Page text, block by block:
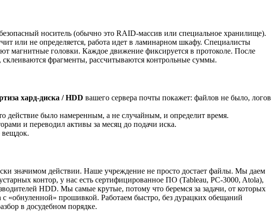
безопасный носитель (обычно это RAID-массив или специальное хранилище).
или не определяется, работа идет в ламинарном шкафу. Специалисты
магнитные головки. Каждое движение фиксируется в протоколе. После
фрагменты, рассчитываются контрольные суммы.
хард-диска / HDD вашего сервера почты покажет: файлов не было, логов
действие было намеренным, а не случайным, и определит время.
и переводил активы за месяц до подачи иска.
вещдок.
значимом действии. Наше учреждение не просто достает файлы. Мы даем
контор, у нас есть сертифицированное ПО (Tableau, PC-3000, Atola),
HDD. Мы самые крутые, потому что беремся за задачи, от которых
«обнуленной» прошивкой. Работаем быстро, без дурацких обещаний
в досудебном порядке.